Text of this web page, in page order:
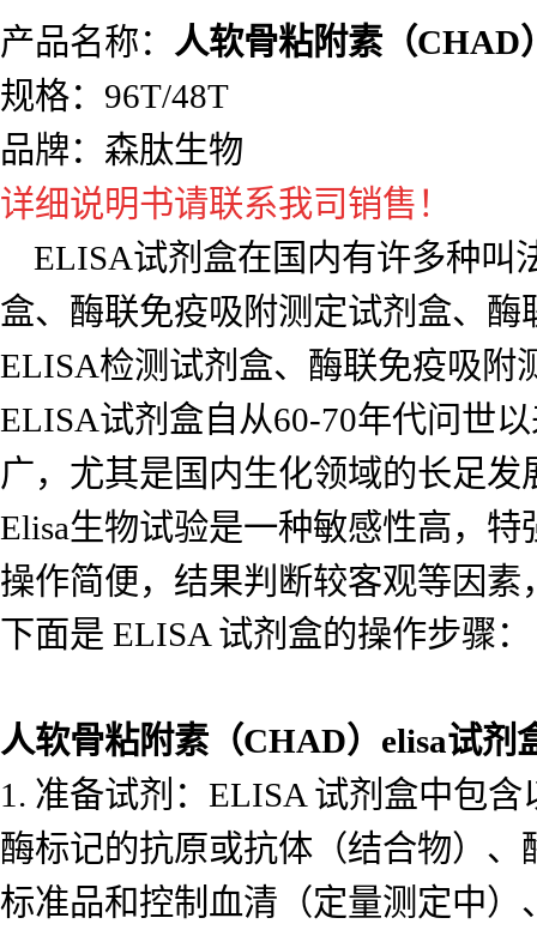
产品名称： 人软骨粘附素（CHAD
规格：96T/48T
品牌：森肽生物
详细说明书请联系我司销售！
ELISA试剂盒在国内有许多种叫
盒、酶联免疫吸附测定试剂盒、
ELISA检测试剂盒、酶联免疫吸附
ELISA试剂盒自从60-70年代问世
广，尤其是国内生化领域的长足发
Elisa生物试验是一种敏感性高，
操作简便，结果判断较客观等因
下面是 ELISA 试剂盒的操作步骤
人软骨粘附素（CHAD）elisa试剂
1. 准备试剂：ELISA 试剂盒中包
酶标记的抗原或抗体（结合物）
标准品和控制血清（定量测定中